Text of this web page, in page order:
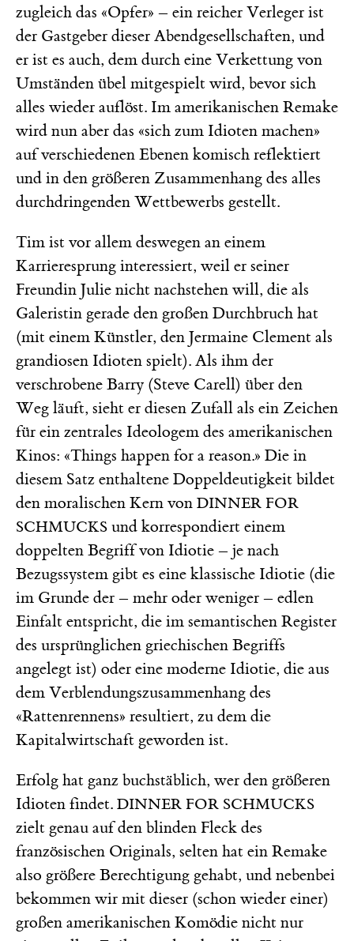
zugleich das «Opfer» – ein reicher Verleger ist
der Gastgeber dieser Abendgesellschaften, und
er ist es auch, dem durch eine Verkettung von
Umständen übel mitgespielt wird, bevor sich
alles wieder auflöst. Im amerikanischen Remake
wird nun aber das «sich zum Idioten machen»
auf verschiedenen Ebenen komisch reflektiert
und in den größeren Zusammenhang des alles
durchdringenden Wettbewerbs gestellt.
Tim ist vor allem deswegen an einem
Karrieresprung interessiert, weil er seiner
Freundin Julie nicht nachstehen will, die als
Galeristin gerade den großen Durchbruch hat
(mit einem Künstler, den Jermaine Clement als
grandiosen Idioten spielt). Als ihm der
verschrobene Barry (Steve Carell) über den
Weg läuft, sieht er diesen Zufall als ein Zeichen
für ein zentrales Ideologem des amerikanischen
Kinos: «Things happen for a reason.» Die in
diesem Satz enthaltene Doppeldeutigkeit bildet
den moralischen Kern von DINNER FOR
SCHMUCKS und korrespondiert einem
doppelten Begriff von Idiotie – je nach
Bezugssystem gibt es eine klassische Idiotie (die
im Grunde der – mehr oder weniger – edlen
Einfalt entspricht, die im semantischen Register
des ursprünglichen griechischen Begriffs
angelegt ist) oder eine moderne Idiotie, die aus
dem Verblendungszusammenhang des
«Rattenrennens» resultiert, zu dem die
Kapitalwirtschaft geworden ist.
Erfolg hat ganz buchstäblich, wer den größeren
Idioten findet. DINNER FOR SCHMUCKS
zielt genau auf den blinden Fleck des
französischen Originals, selten hat ein Remake
also größere Berechtigung gehabt, und nebenbei
bekommen wir mit dieser (schon wieder einer)
großen amerikanischen Komödie nicht nur